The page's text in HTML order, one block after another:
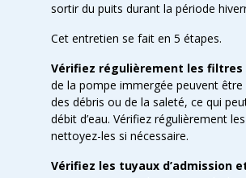
sortir du puits durant la période
Cet entretien se fait en 5 étapes.
Vérifiez régulièrement les filtres
de la pompe immergée peuvent
des débris ou de la saleté, ce qui
débit d’eau. Vérifiez régulièrement
nettoyez-les si nécessaire.
Vérifiez les tuyaux d’admission